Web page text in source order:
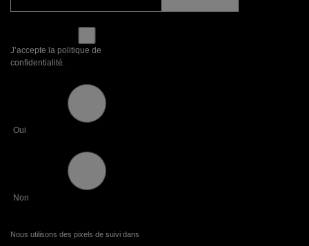
J’accepte la politique de
confidentialité.
Oui
Non
Nous utilisons des pixels de suivi dans